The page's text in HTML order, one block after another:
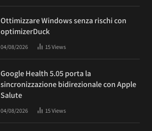
Ottimizzare Windows senza rischi con
optimizerDuck
04/08/2026 15Views
Google Health 5.05 porta la
sincronizzazione bidirezionale con Apple
Salute
04/08/2026 15Views